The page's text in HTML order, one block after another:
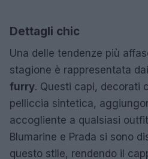
Dettagli chic
Una delle tendenze più
stagione è rappresentata
furry. Questi capi, decorati
pelliccia sintetica,
accogliente a qualsiasi
Blumarine e Prada si sono
questo stile, rendendo il